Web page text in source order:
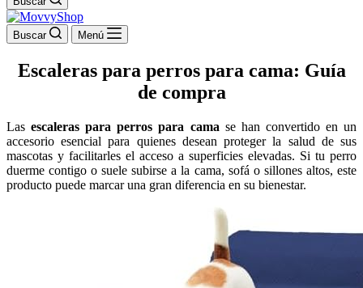
Buscar Menú
Escaleras para perros para cama: Guía
de compra
Lasescaleras para perros para cama se han convertido en un
accesorio esencial para quienes desean proteger la salud de sus
mascotas y facilitarles el acceso a superficies elevadas. Si tu perro
duerme contigo o suele subirse a la cama, sofá o sillones altos, este
producto puede marcar una gran diferencia en su bienestar.